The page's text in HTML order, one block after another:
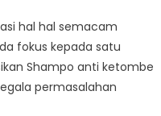
hal hal semacam
fokus kepada satu
Shampo anti ketombe
permasalahan